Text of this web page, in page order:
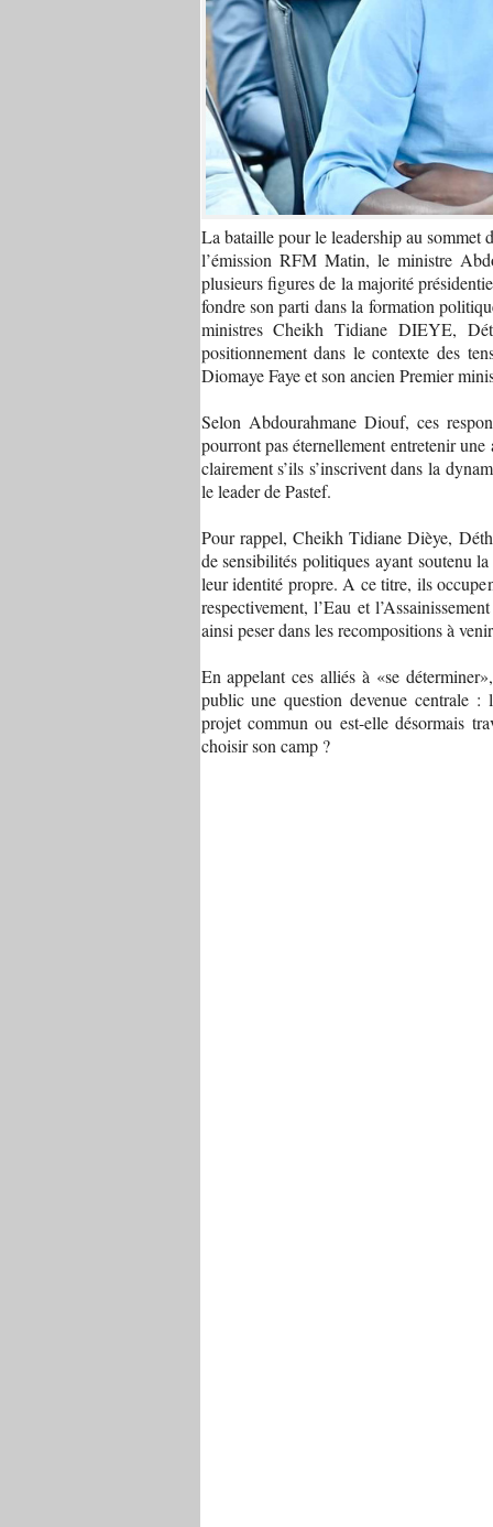
La bataille pour le leadership au sommet
l’émission RFM Matin, le ministre
plusieurs figures de la majorité
fondre son parti dans la formation
ministres Cheikh Tidiane DIEYE,
positionnement dans le contexte des
Diomaye Faye et son ancien Premier
Selon Abdourahmane Diouf, ces
pourront pas éternellement entretenir
clairement s’ils s’inscrivent dans la
le leader de Pastef.
Pour rappel, Cheikh Tidiane Dièye,
de sensibilités politiques ayant soutenu
leur identité propre. A ce titre, ils
respectivement, l’Eau et
ainsi peser dans les recompositions à
En appelant ces alliés à «se
public une question devenue centrale :
projet commun ou est-elle désormais
choisir son camp ?